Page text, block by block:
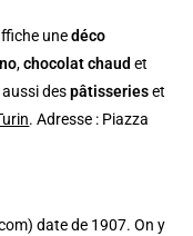
unedéco
,chocolat chaud et
aussi despâtisserieset
. Adresse : Piazza
date de 1907. On y